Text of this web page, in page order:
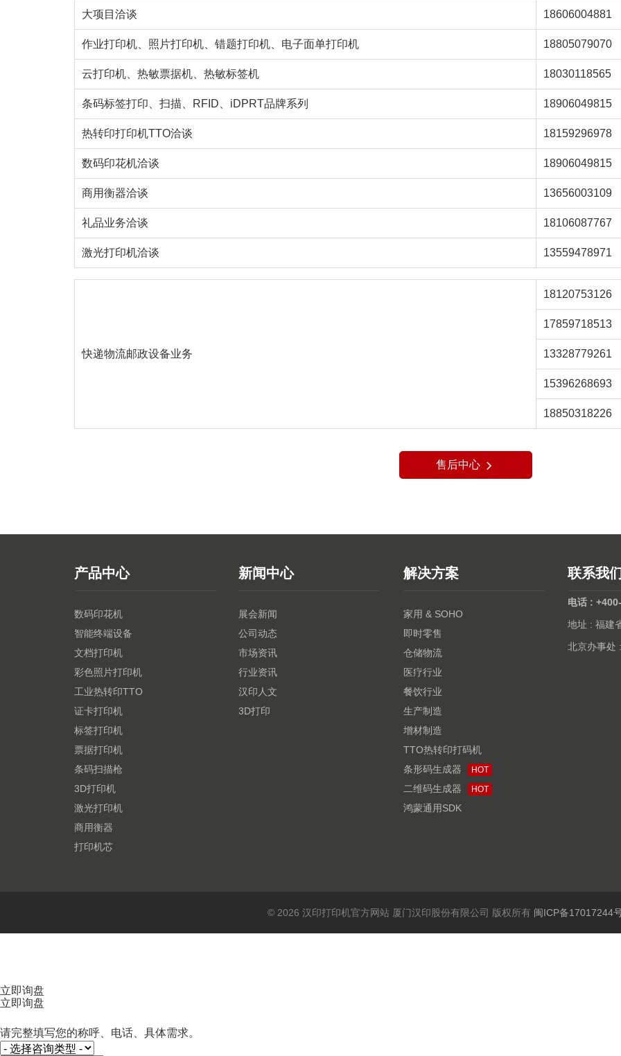
大项目洽谈 18606004881
作业打印机、照片打印机、错题打印机、电子面单打印机 18805079070
云打印机、热敏票据机、热敏标签机 18030118565
条码标签打印、扫描、RFID、iDPRT品牌系列 18906049815
热转印打印机TTO洽谈 18159296978
数码印花机洽谈 18906049815
商用衡器洽谈 13656003109
礼品业务洽谈 18106087767
激光打印机洽谈 13559478971
快递物流邮政设备业务
18120753126
17859718513
13328779261
15396268693
18850318226
售后中心
产品中心
数码印花机
智能终端设备
文档打印机
彩色照片打印机
工业热转印TTO
证卡打印机
标签打印机
票据打印机
条码扫描枪
3D打印机
激光打印机
商用衡器
打印机芯
新闻中心
展会新闻
公司动态
市场资讯
行业资讯
汉印人文
3D打印
解决方案
家用 & SOHO
即时零售
仓储物流
医疗行业
餐饮行业
生产制造
增材制造
TTO热转印打码机
条形码生成器
HOT
二维码生成器 HOT
鸿蒙通用SDK
联系我们
电话 :
地址 : 福建
北京办事处
© 2026 汉印打印机官方网站 厦门汉印股份有限公司 版权所有 闽ICP备17017244
立即询盘
立即询盘
请完整填写您的称呼、电话、具体需求。